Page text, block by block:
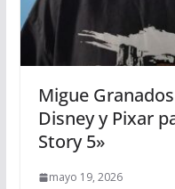
Migue
Disney y Pixar
Story 5»
mayo 19, 2026